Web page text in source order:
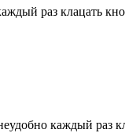
раз клацать
каждый раз